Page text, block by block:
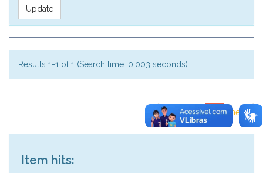
Results 1-1 of 1 (Search time: 0.003 seconds).
previous 1 next
Item hits: